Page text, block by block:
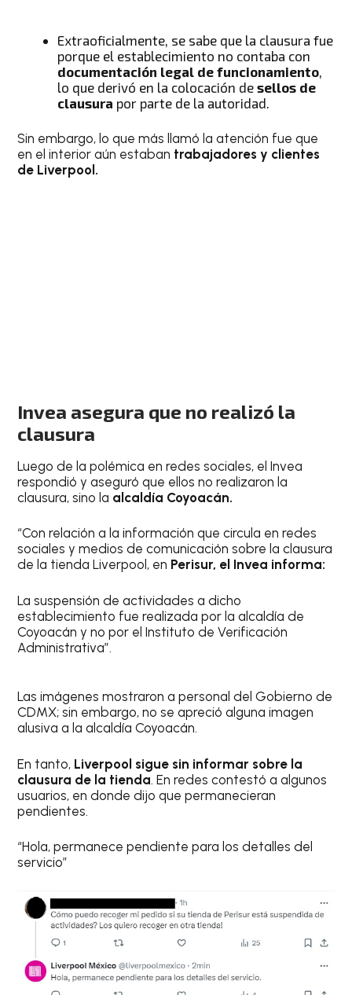
Extraoficialmente, se sabe que la clausura fue
porque el establecimiento no contaba con
documentación legal de funcionamiento
lo que derivó en la colocación desellos de
clausura por parte de la autoridad.
Sin embargo, lo que más llamó la atención fue que
en el interior aún estaban trabajadores y clientes
de Liverpool.
Invea asegura que no realizó la
clausura
Luego de la polémica en redes sociales, el Invea
respondió y aseguró que ellos no realizaron la
clausura, sino la alcaldía Coyoacán.
“Con relación a la información que circula en redes
sociales y medios de comunicación sobre la clausura
de la tienda Liverpool, en Perisur, el Invea informa:
La suspensión de actividades a dicho
establecimiento fue realizada por la alcaldía de
Coyoacán y no por el Instituto de Verificación
Administrativa”.
Las imágenes mostraron a personal del Gobierno de
CDMX; sin embargo, no se apreció alguna imagen
alusiva a la alcaldía Coyoacán.
En tanto, Liverpool sigue sin informar sobre la
clausura de la tienda. En redes contestó a algunos
usuarios, en donde dijo que permanecieran
pendientes.
“Hola, permanece pendiente para los detalles del
servicio”